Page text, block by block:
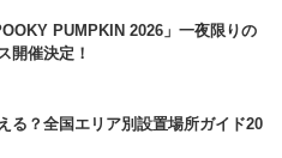
PUMPKIN 2026」一夜限りの
開催決定！
る？全国エリア別設置場所ガイド20